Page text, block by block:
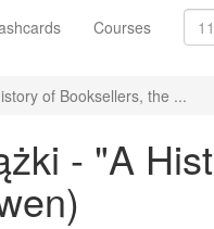
Courses
of Booksellers, the ...
- "A